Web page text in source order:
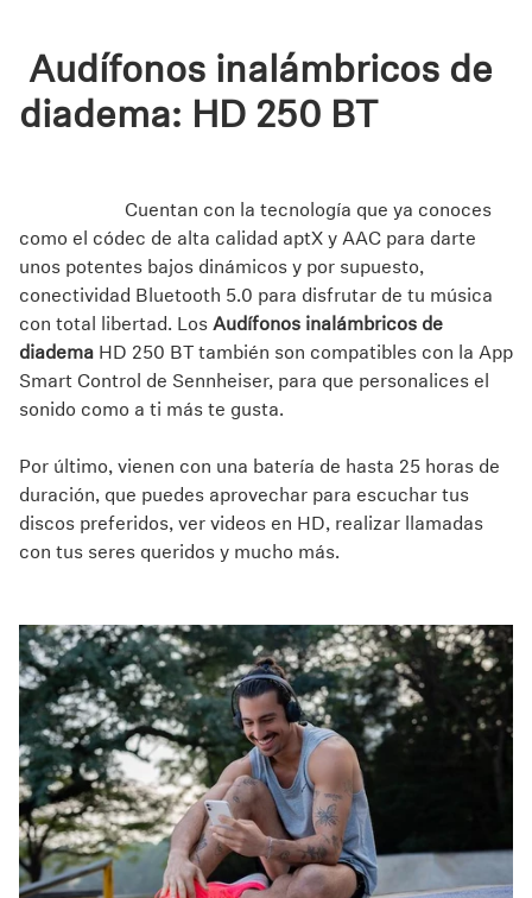
Audífonos inalámbricos de
diadema: HD 250 BT
Cuentan con la tecnología que ya conoces
como el códec de alta calidad aptX y AAC para darte
unos potentes bajos dinámicos y por supuesto,
conectividad Bluetooth 5.0 para disfrutar de tu música
con total libertad. Los Audífonos inalámbricos de
diadema HD 250 BT también son compatibles con la App
Smart Control de Sennheiser, para que personalices el
sonido como a ti más te gusta.
Por último, vienen con una batería de hasta 25 horas de
duración, que puedes aprovechar para escuchar tus
discos preferidos, ver videos en HD, realizar llamadas
con tus seres queridos y mucho más.